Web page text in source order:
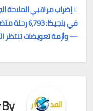
تصفّح
المقالات
إضراب مراقبي الملاحة
في بلجيكا: 6,793
— وأزمة تعويضات تنتظر
By